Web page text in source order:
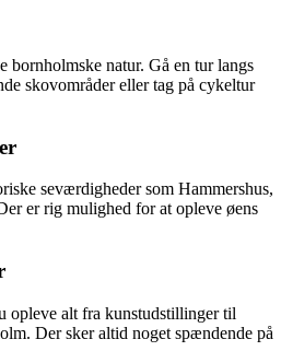
bornholmske natur. Gå en tur langs
skovområder eller tag på cykeltur
seværdigheder som Hammershus,
er rig mulighed for at opleve øens
opleve alt fra kunstudstillinger til
Der sker altid noget spændende på